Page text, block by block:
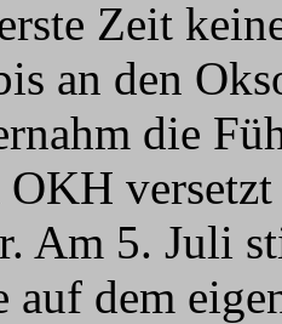
Zeit
an den
die
OKH
Am 5. Juli
auf dem